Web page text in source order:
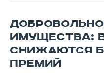
ОТКРЫТАЯ ЛЕКЦИЯ
БАСКЕТБОЛ
ВОЛЕЙБОЛ
ИНФРАСТРУКТУРА
ИСТОРИЯ
СПРАВОЧНИК
СПИСОК ПЕРСОН
ПОЛНАЯ ВЕРСИЯ
ИМУЩЕСТВА:
СНИЖАЮТСЯ
ПРЕМИЙ